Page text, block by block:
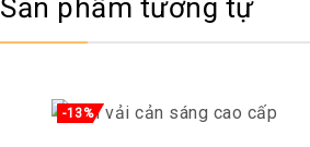
Sản phẩm tương tự
-13%